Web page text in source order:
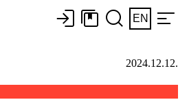
EN
2024.12.12.